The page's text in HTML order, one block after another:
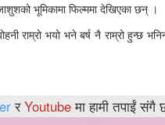
भूमिकामा फिल्ममा देखिएका छन् ।
राम्रो भयो भने बर्ष नै राम्रो हुन्छ
रYoutubeमा हामी तपाईं संगै